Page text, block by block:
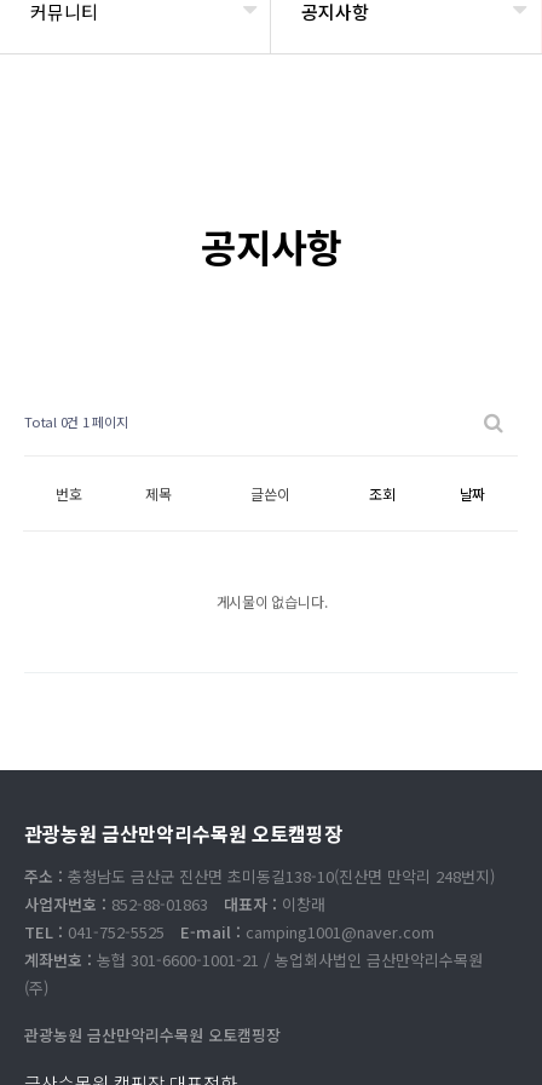
커뮤니티 공지사항
공지사항
Total 0건 1 페이지
번호 제목 글쓴이 조회 날짜
게시물이 없습니다.
관광농원 금산만악리수목원 오토캠핑장
주소 : 충청남도 금산군 진산면 초미동길138-10(진산면 만악리 248번지)
사업자번호 : 852-88-01863 대표자 : 이창래
TEL : 041-752-5525 E-mail : camping1001@naver.com
계좌번호 : 농협 301-6600-1001-21 / 농업회사법인 금산만악리수목원
(주)
관광농원 금산만악리수목원 오토캠핑장